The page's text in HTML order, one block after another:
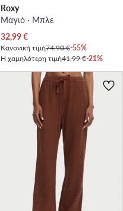
Roxy
Μαγιό · Μπλε
Τρέχουσα τιμή
32,99€
Κανονική τιμή74,90 €-55%
Η χαμηλότερη τιμή41,99 €-21%